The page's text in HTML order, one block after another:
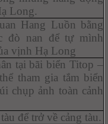
Long.
Hang Luồn bằng
đò nan để tự mình
vịnh Hạ Long
tại bãi biển Titop –
tham gia tắm biển
chụp ảnh toàn cảnh
để trở về cảng tàu.